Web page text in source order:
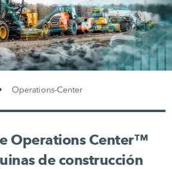
Operations-Center
Operations Center™
de construcción